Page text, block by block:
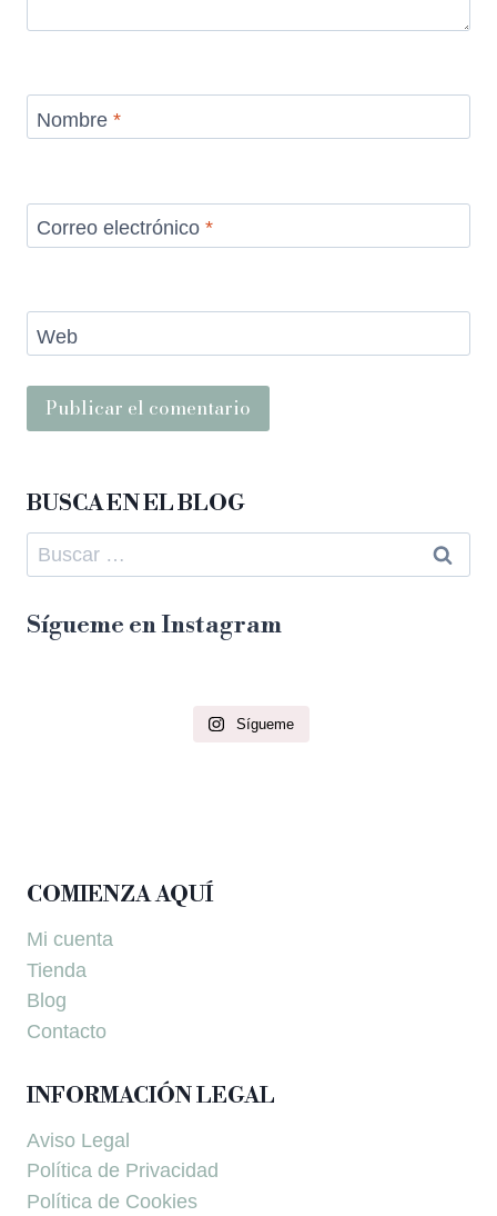
Nombre *
Correo electrónico *
Web
BUSCA EN EL BLOG
Sígueme en Instagram
Sígueme
COMIENZA AQUÍ
Mi cuenta
Tienda
Blog
Contacto
INFORMACIÓN LEGAL
Aviso Legal
Política de Privacidad
Política de Cookies